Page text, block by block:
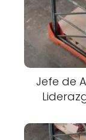
Jefe de